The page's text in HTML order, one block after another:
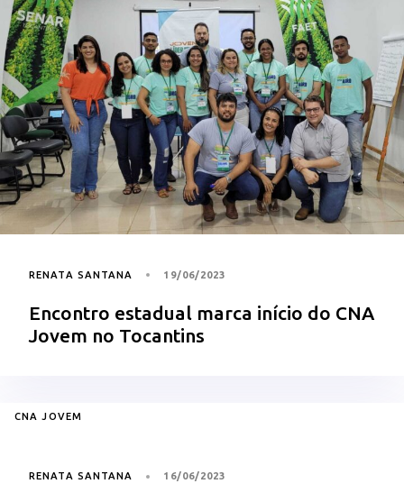
RENATA SANTANA 19/06/2023
Encontro estadual marca início do CNA
Jovem no Tocantins
CNA JOVEM
RENATA SANTANA 16/06/2023